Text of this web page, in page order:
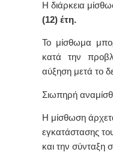
Η διάρκεια
(12) έτη.
Το μίσθωμα
κατά την
αύξηση μετά το
Σιωπηρή
Η μίσθωση
εγκατάστασης
και την σύνταξη